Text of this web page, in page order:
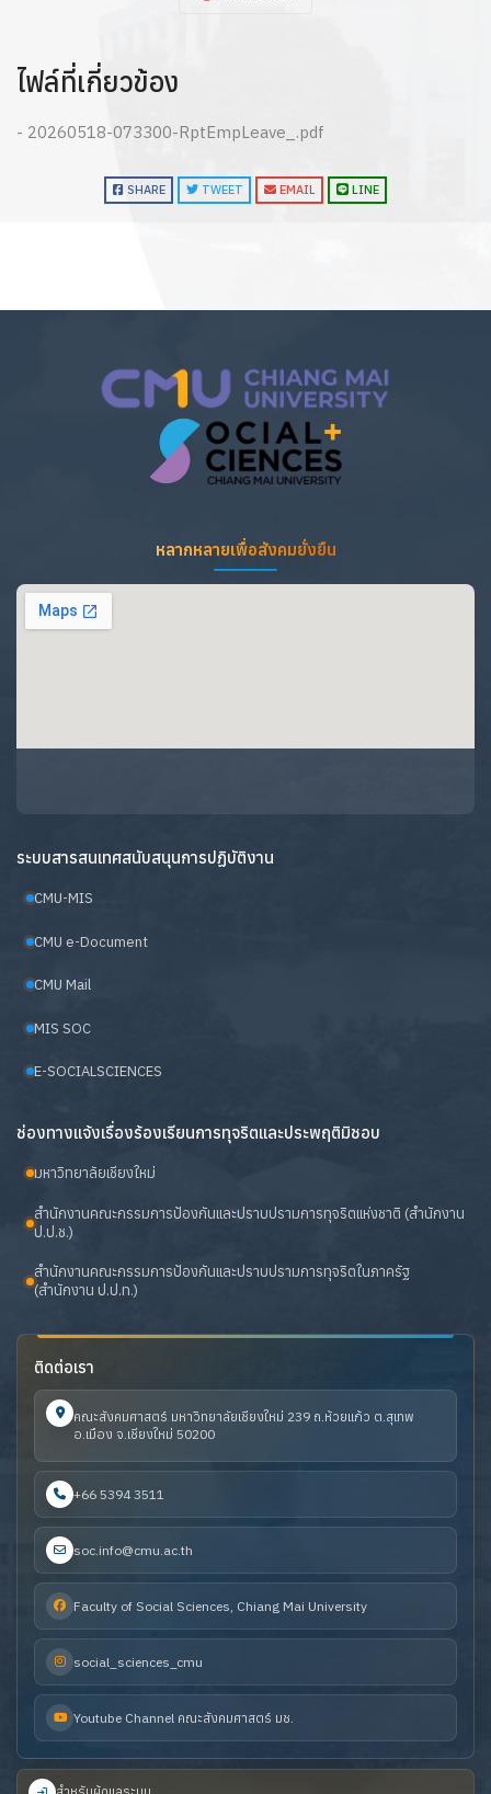
ไฟล์ที่เกี่ยวข้อง
- 20260518-073300-RptEmpLeave_.pdf
SHARE TWEET EMAIL LINE
หลากหลายเพื่อสังคมยั่งยืน
ระบบสารสนเทศสนับสนุนการปฏิบัติงาน
CMU-MIS
CMU e-Document
CMU Mail
MIS SOC
E-SOCIALSCIENCES
ช่องทางแจ้งเรื่องร้องเรียนการทุจริตและประพฤติมิชอบ
มหาวิทยาลัยเชียงใหม่
สำนักงานคณะกรรมการป้องกันและปราบปรามการทุจริตแห่งชาติ (สำนักงาน
ป.ป.ช.)
สำนักงานคณะกรรมการป้องกันและปราบปรามการทุจริตในภาครัฐ
(สำนักงาน ป.ป.ท.)
ติดต่อเรา
คณะสังคมศาสตร์ มหาวิทยาลัยเชียงใหม่ 239 ถ.ห้วยแก้ว ต.สุเทพ
อ.เมือง จ.เชียงใหม่ 50200
+66 5394 3511
soc.info@cmu.ac.th
Faculty of Social Sciences, Chiang Mai University
social_sciences_cmu
Youtube Channel คณะสังคมศาสตร์ มช.